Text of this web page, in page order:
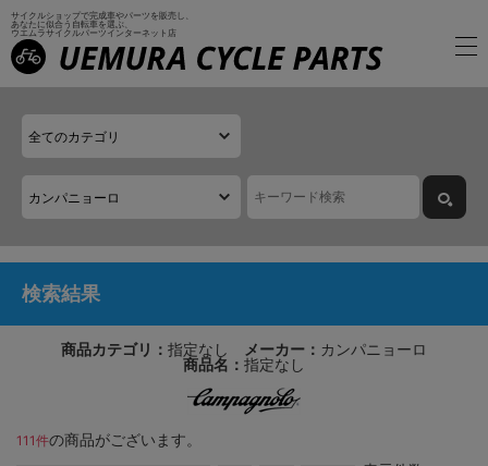
サイクルショップで完成車やパーツを販売し、
あなたに似合う自転車を選ぶ、
ウエムラサイクルパーツインターネット店
検索結果
商品カテゴリ： 指定なし メーカー： カンパニョーロ
商品名： 指定なし
111件の商品がございます。